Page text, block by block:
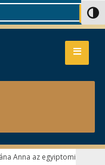
Anna az egyiptomi